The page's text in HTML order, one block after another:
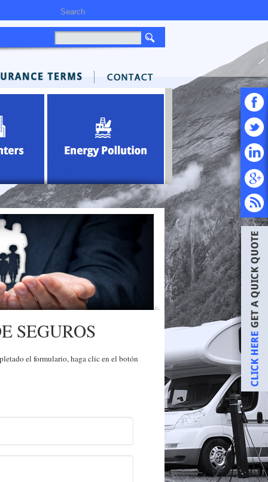
SEGUROS
el formulario, haga clic en el botón